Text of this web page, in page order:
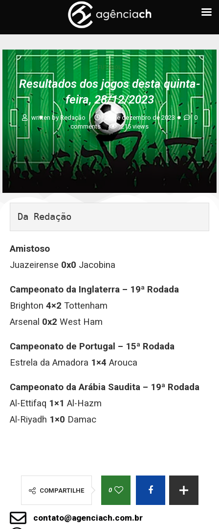
FUTEBOL
Resultados dos jogos desta quinta-
feira, 28/12/2023
written by Redação 28 de dezembro de 2023
0
comments
215 views
Da Redação
Amistoso
Juazeirense 0x0 Jacobina
Campeonato da Inglaterra – 19ª Rodada
Brighton 4×2 Tottenham
Arsenal 0x2 West Ham
Campeonato de Portugal – 15ª Rodada
Estrela da Amadora 1×4 Arouca
Campeonato da Arábia Saudita – 19ª Rodada
Al-Ettifaq 1×1 Al-Hazm
Al-Riyadh 1×0 Damac
COMPARTILHE 0
contato@agenciach.com.br